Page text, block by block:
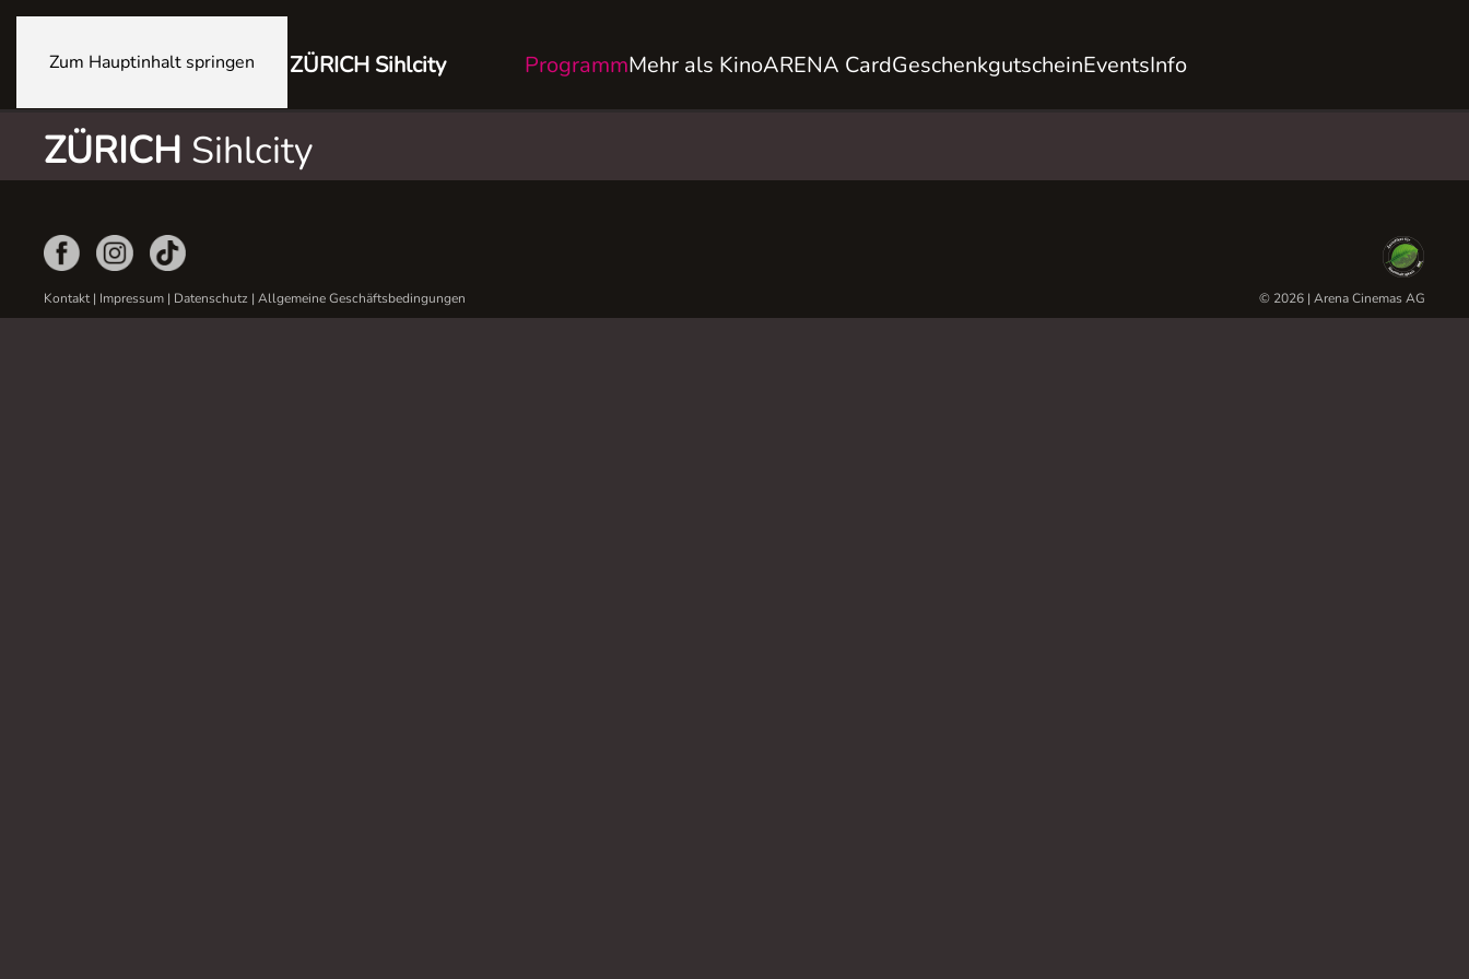
Zum Hauptinhalt springen ZÜRICH Sihlcity ProgrammMehr als KinoARENA CardGeschenkgutscheinEventsInfo
ZÜRICH Sihlcity
Kontakt| Impressum | Datenschutz | Allgemeine Geschäftsbedingungen © 2026 | Arena Cinemas AG